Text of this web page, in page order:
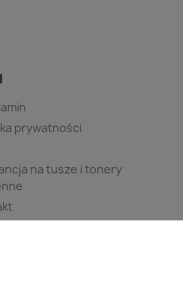
prywatności
na tusze i tonery